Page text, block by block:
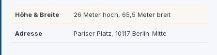
Höhe & Breite 26 Meter hoch, 65,5 Meter breit
Adresse Pariser Platz, 10117 Berlin-Mitte